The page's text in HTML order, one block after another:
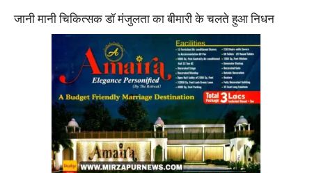
जानी मानी चिकित्सक डॉ मंजुलता का बीमारी के चलते हुआ निधन